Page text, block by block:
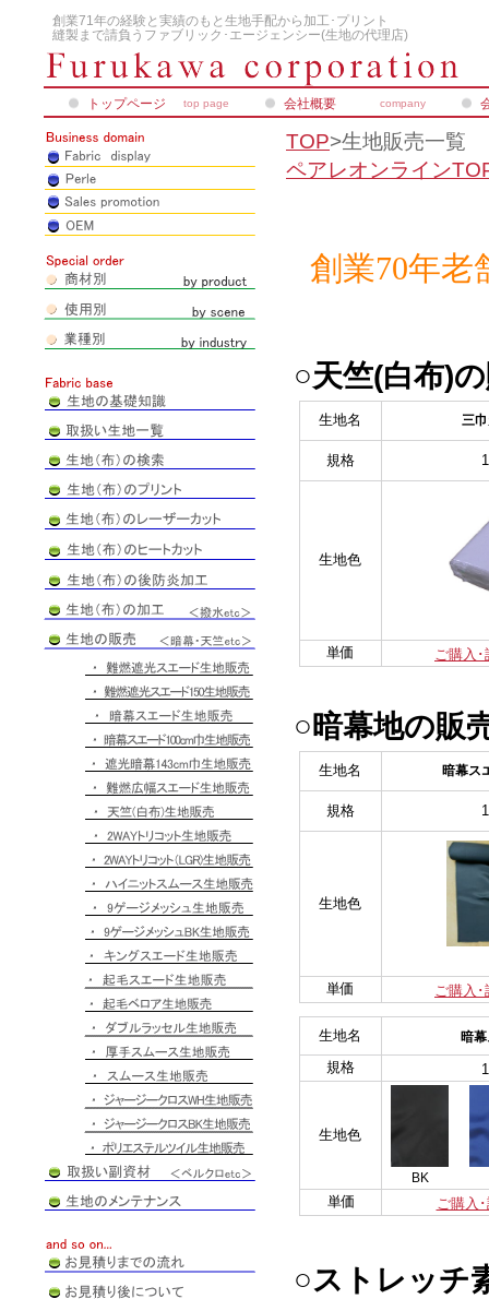
創業71年の経験と実績のもと生地手配から加工･プリント
縫製まで請負うファブリック･エージェンシー(生地の代理店)
TOP>生地販売一覧
ペアレオンライン
創業70年老
○天竺(白布)
生地名 三
規格
生地色
単価 ご購入･
○暗幕地の販
生地名 暗幕ス
規格
生地色
単価 ご購入･
生地名 暗幕
規格
生地色
BK
単価 ご購入
○ストレッチ
top page
トップページ company
会社概要